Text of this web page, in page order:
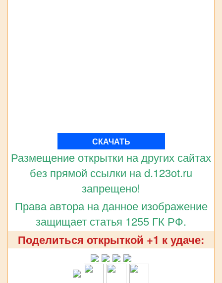
СКАЧАТЬ
Размещение открытки на других сайтах
без прямой ссылки на d.123ot.ru
запрещено!
Права автора на данное изображение
защищает статья 1255 ГК РФ.
Поделиться открыткой +1 к удаче: